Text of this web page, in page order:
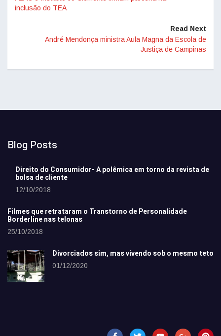
inclusão do TEA
Read Next
André Mendonça ministra Aula Magna da Escola de
Justiça de Campinas
Blog Posts
Direito do Consumidor- A polêmica em torno da revista de
bolsa de cliente
12/10/2018
Filmes que retrataram o Transtorno de Personalidade
Borderline nas telonas
25/10/2018
Divorciados sim, mas vivendo sob o mesmo teto
01/12/2020